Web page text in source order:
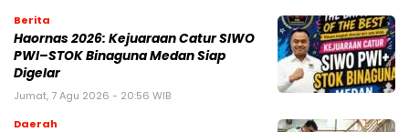
Berita
Haornas 2026: Kejuaraan Catur SIWO
PWI–STOK Binaguna Medan Siap
Digelar
Jumat, 7 Agu 2026 - 20:56 WIB
Daerah